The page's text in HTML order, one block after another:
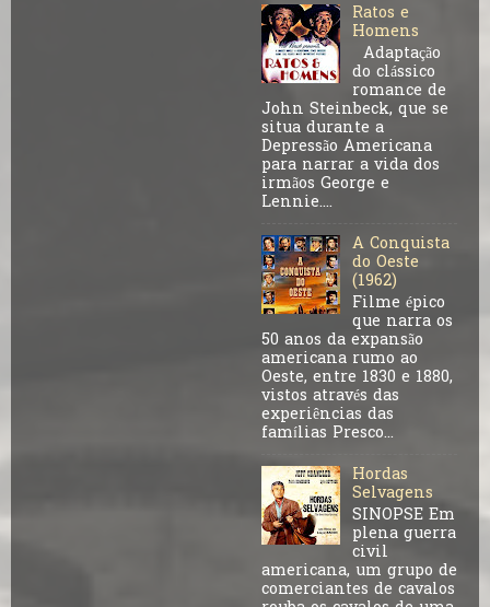
Ratos e
Homens
Adaptação
do clássico
romance de
John Steinbeck, que se
situa durante a
Depressão Americana
para narrar a vida dos
irmãos George e
Lennie....
A Conquista
do Oeste
(1962)
Filme épico
que narra os
50 anos da expansão
americana rumo ao
Oeste, entre 1830 e 1880,
vistos através das
experiências das
famílias Presco...
Hordas
Selvagens
SINOPSE Em
plena guerra
civil
americana, um grupo de
comerciantes de cavalos